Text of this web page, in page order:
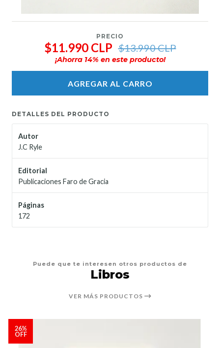
PRECIO
$11.990 CLP $13.990 CLP
¡Ahorra 14% en este producto!
AGREGAR AL CARRO
DETALLES DEL PRODUCTO
Autor
J.C Ryle
Editorial
Publicaciones Faro de Gracia
Páginas
172
Puede que te interesen otros productos de
Libros
VER MÁS PRODUCTOS
26%
OFF